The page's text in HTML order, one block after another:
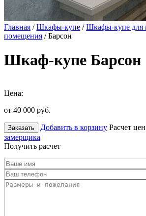
Главная /Шкафы-купе /Шкафы-купе для
помещения / Барсон
Шкаф-купе Барсон
Цена:
от 40 000 руб.
Заказать Добавить в корзину Расчет
замерщика
Получить расчет